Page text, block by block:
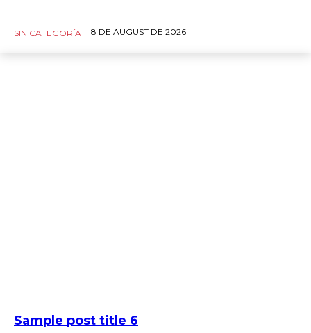
SIN CATEGORÍA 8 DE AUGUST DE 2026
Sample post title 6